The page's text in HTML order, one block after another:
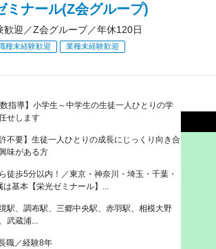
ミナール(Z会グループ)
迎／Z会グループ／年休120日
種未経験歓迎 業種未経験歓迎
指導】小学生～中学生の生徒一人ひとりの学
せします
不要】生徒一人ひとりの成長にじっくり向き合
味がある方
徒歩5分以内！／東京・神奈川・埼玉・千葉・
基本【栄光ゼミナール】...
駅、調布駅、三郷中央駅、赤羽駅、相模大野
武蔵浦...
職／経験8年